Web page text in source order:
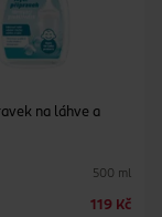
na láhve a
500 ml
119 Kč